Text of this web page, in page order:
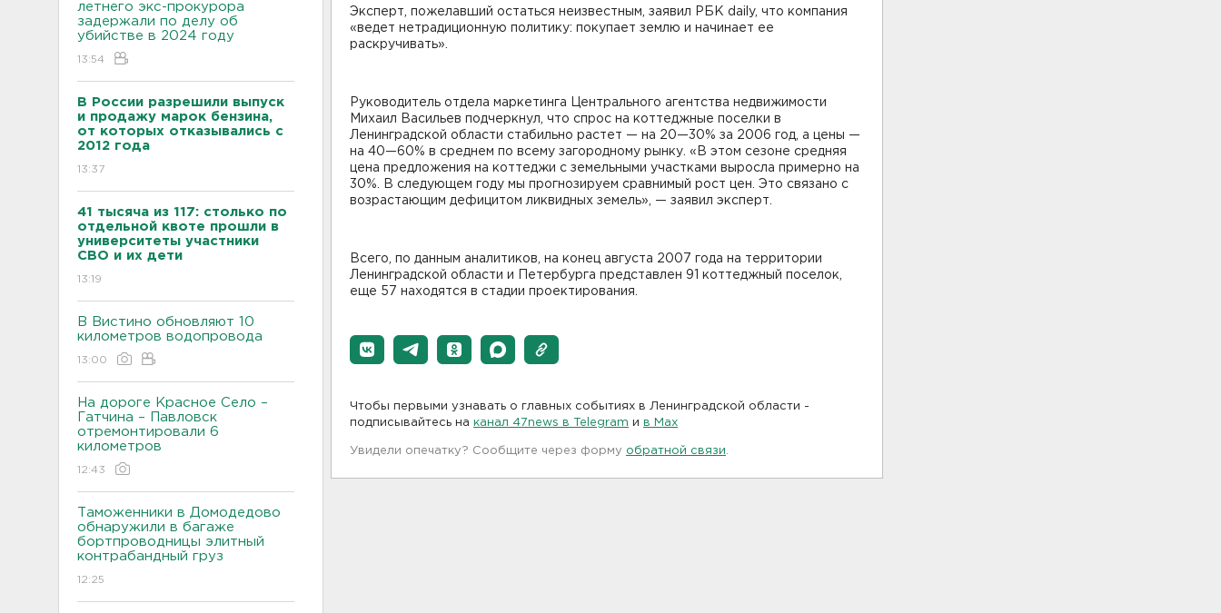
летнего экс-прокурора
задержали по делу об
убийстве в 2024 году
13:54
В России разрешили выпуск
и продажу марок бензина,
от которых отказывались с
2012 года
13:37
41 тысяча из 117: столько по
отдельной квоте прошли в
университеты участники
СВО и их дети
13:19
В Вистино обновляют 10
километров водопровода
13:00
На дороге Красное Село –
Гатчина – Павловск
отремонтировали 6
километров
12:43
Таможенники в Домодедово
обнаружили в багаже
бортпроводницы элитный
контрабандный груз
12:25
Эксперт, пожелавший остаться неизвестным, заявил РБК daily, что компания
«ведет нетрадиционную политику: покупает землю и начинает ее
раскручивать».
Руководитель отдела маркетинга Центрального агентства недвижимости
Михаил Васильев подчеркнул, что спрос на коттеджные поселки в
Ленинградской области стабильно растет — на 20—30% за 2006 год, а цены —
на 40—60% в среднем по всему загородному рынку. «В этом сезоне средняя
цена предложения на коттеджи с земельными участками выросла примерно на
30%. В следующем году мы прогнозируем сравнимый рост цен. Это связано с
возрастающим дефицитом ликвидных земель», — заявил эксперт.
Всего, по данным аналитиков, на конец августа 2007 года на территории
Ленинградской области и Петербурга представлен 91 коттеджный поселок,
еще 57 находятся в стадии проектирования.
Чтобы первыми узнавать о главных событиях в Ленинградской области -
подписывайтесь на канал 47news в Telegram и в Maх
Увидели опечатку? Сообщите через форму обратной связи